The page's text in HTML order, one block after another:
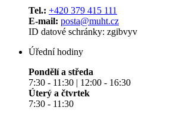
Tel.: +420 379 415 111
E-mail: posta@muht.cz
ID datové schránky: zgibvyv
Úřední hodiny
Pondělí a středa
7:30 - 11:30 | 12:00 - 16:30
Úterý a čtvrtek
7:30 - 11:30